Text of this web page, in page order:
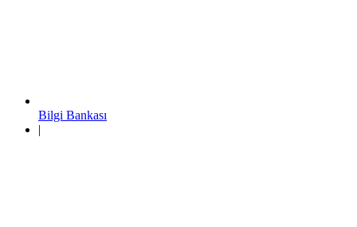
Bilgi Bankası
|